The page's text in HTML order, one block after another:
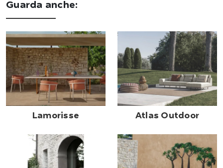
Guarda anche:
Lamorisse Atlas Outdoor